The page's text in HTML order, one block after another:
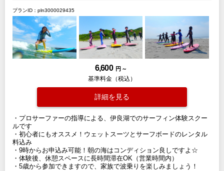
プランID：pln3000029435
6,600 円 ～
基準料金（税込）
詳細を見る
・プロサーファーの指導による、伊良湖でのサーフィン体験スクー
ルです
・初心者にもオススメ！ウェットスーツとサーフボードのレンタル
料込み
・9時からお申込み可能！朝の海はコンディション良しですよ☆
・体験後、休憩スペースに長時間滞在OK（営業時間内）
・5歳から参加できますので、家族で波乗りを楽しみましょう！